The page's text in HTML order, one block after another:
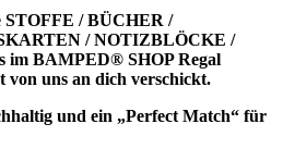
STOFFE / BÜCHER /
/ NOTIZBLÖCKE /
im BAMPED® SHOP Regal
uns an dich verschickt.
und ein „Perfect Match“ für